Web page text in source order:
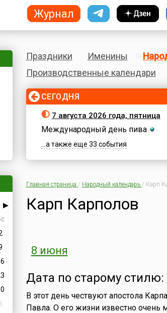
▶
Праздники Именины
Производственные календари
СЕГОДНЯ
7 августа 2026 года, пятница
Международный день пива
...а также еще 33 события
Главная страница / Народный календарь / Карп
Карп Карполов
8 июня
Дата по старому стилю:
В этот день чествуют апостола
Павла. О его жизни известно очень
Журнал